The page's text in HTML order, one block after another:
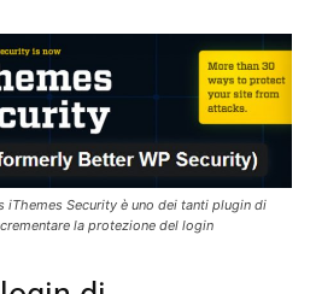
iThemes Security è uno dei tanti plugin di
la protezione del login